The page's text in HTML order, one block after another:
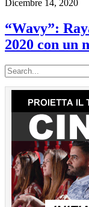
Dicembre 14, 2020
“Wavy”:
2020 con un